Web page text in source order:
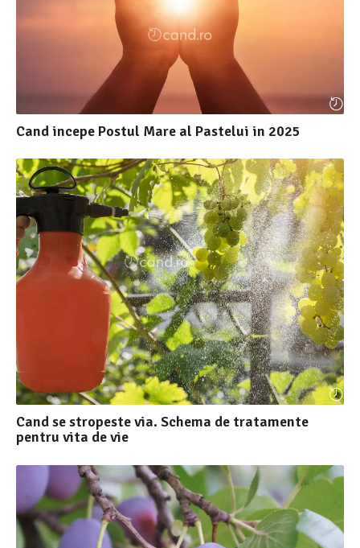
Cand incepe Postul Mare al Pastelui in 2025
Cand se stropeste via. Schema de tratamente
pentru vita de vie